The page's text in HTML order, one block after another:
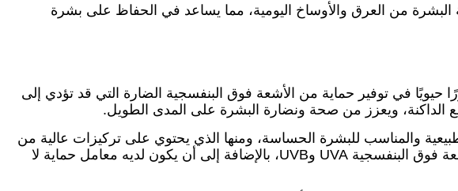
البشرة من العرق والأوساخ اليومية، مما يساعد في الحفاظ على بشرة
في توفير حماية من الأشعة فوق البنفسجية الضارة التي قد تؤدي إلى
الداكنة، ويعزز من صحة ونضارة البشرة على المدى الطويل.
والمناسب للبشرة الحساسة، ومنها الذي يحتوي على تركيزات عالية من
الحماية للبشرة المعرضة للشمس بشكل مكثف. ينصح باختيار واقي شمس واسع الطيف يحمي من الأشعة فوق البنفسجية UVA وUVB، بالإضافة إلى أن يكون لديه معامل حماية لا